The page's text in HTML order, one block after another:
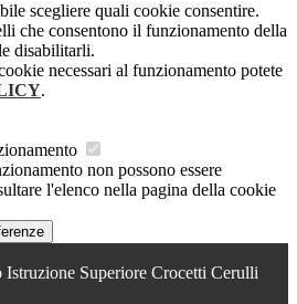
scegliere quali cookie consentire.
che consentono il funzionamento della
disabilitarli.
necessari al funzionamento potete
.
non possono essere
l'elenco nella pagina della cookie
Istruzione Superiore Crocetti Cerulli